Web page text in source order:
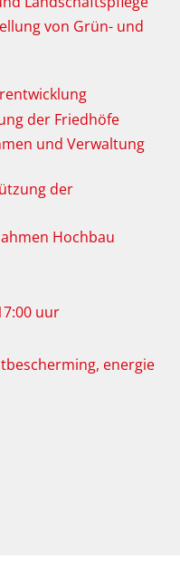
von Grün- und
der Friedhöfe
und Verwaltung
der
Hochbau
uur
energie